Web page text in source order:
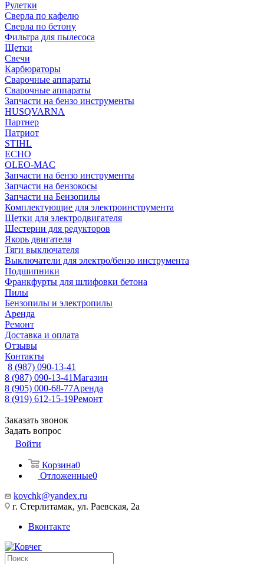
Рулетки
Сверла по кафелю
Сверла по бетону
Фильтра для пылесоса
Щетки
Свечи
Карбюраторы
Сварочные аппараты
Сварочные аппараты
Запчасти на бензо инструменты
HUSQVARNA
Партнер
Патриот
STIHL
ECHO
OLEO-MAC
Запчасти на бензо инструменты
Запчасти на бензокосы
Запчасти на Бензопилы
Комплектующие для электроинструмента
Щетки для электродвигателя
Шестерни для редукторов
Якорь двигателя
Тяги выключателя
Выключатели для электро/бензо инструмента
Подшипники
Франкфурты для шлифовки бетона
Пилы
Бензопилы и электропилы
Аренда
Ремонт
Доставка и оплата
Отзывы
Контакты
8 (987) 090-13-41
8 (987) 090-13-41Магазин
8 (905) 000-68-77Аренда
8 (919) 612-15-19Ремонт
Заказать звонок
Задать вопрос
Войти
Корзина0
Отложенные0
kovchk@yandex.ru
г. Стерлитамак, ул. Раевская, 2а
Вконтакте